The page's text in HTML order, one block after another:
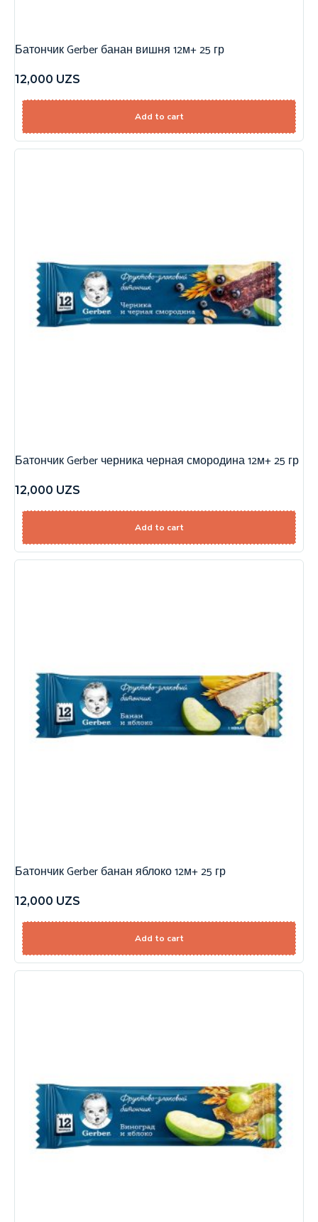
Батончик Gerber банан вишня 12м+ 25 гр
12,000 UZS
Add to cart
Батончик Gerber черника черная смородина 12м+ 25 гр
12,000 UZS
Add to cart
Батончик Gerber банан яблоко 12м+ 25 гр
12,000 UZS
Add to cart